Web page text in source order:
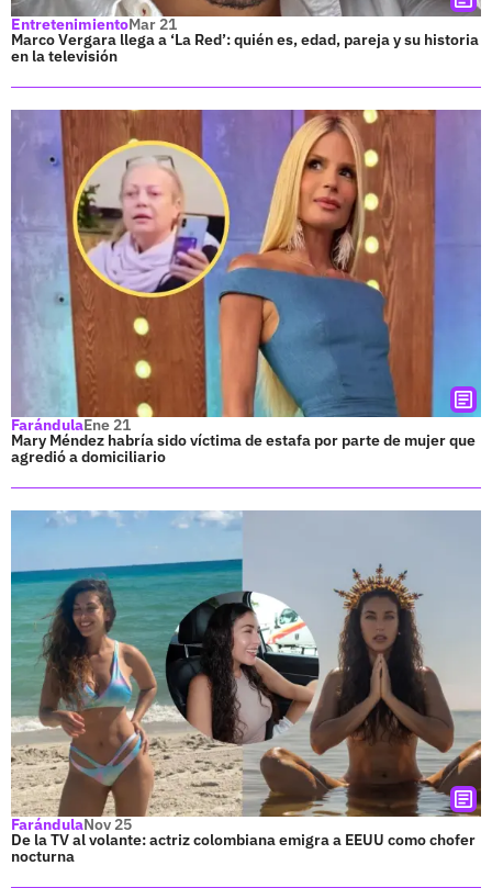
EntretenimientoMar 21
Marco Vergara llega a ‘La Red’: quién es, edad, pareja y su historia
en la televisión
FarándulaEne 21
Mary Méndez habría sido víctima de estafa por parte de mujer que
agredió a domiciliario
FarándulaNov 25
De la TV al volante: actriz colombiana emigra a EEUU como chofer
nocturna